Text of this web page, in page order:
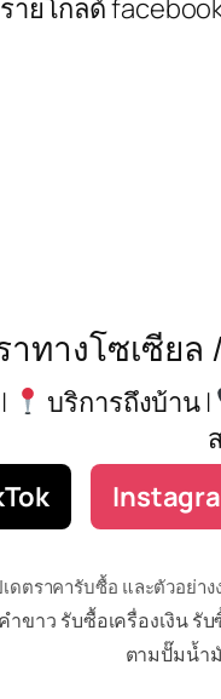
ายโกลด์
าทางโซเซีย
บริการถึงบ้าน |
ดตราคารับซื้อ และตัวอย่
ำขาว รับซื้อเครื่องเงิน
ตามปั๊มน้ำ